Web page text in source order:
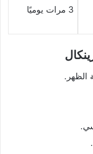
3 مرات يوميًا
الظهر.